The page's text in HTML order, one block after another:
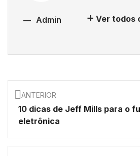
Admin Ver todos
ANTERIOR
10 dicas de Jeff Mills para o
eletrônica